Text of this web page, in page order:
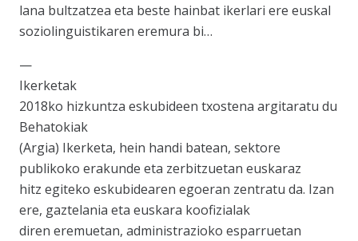
lana bultzatzea eta beste hainbat ikerlari ere euskal
soziolinguistikaren eremura bi…
—
Ikerketak
2018ko hizkuntza eskubideen txostena argitaratu du
Behatokiak
(Argia) Ikerketa, hein handi batean, sektore
publikoko erakunde eta zerbitzuetan euskaraz
hitz egiteko eskubidearen egoeran zentratu da. Izan
ere, gaztelania eta euskara koofizialak
diren eremuetan, administrazioko esparruetan